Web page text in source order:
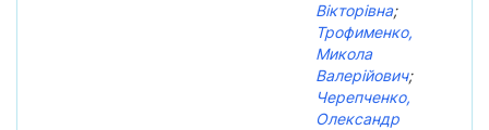
Вікторівна;
Трофименко,
Микола
Валерійович;
Черепченко,
Олександр